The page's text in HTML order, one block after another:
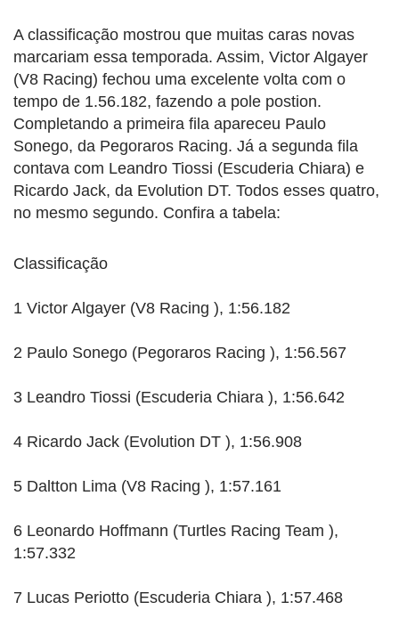
A classificação mostrou que muitas caras novas
marcariam essa temporada. Assim, Victor Algayer
(V8 Racing) fechou uma excelente volta com o
tempo de 1.56.182, fazendo a pole postion.
Completando a primeira fila apareceu Paulo
Sonego, da Pegoraros Racing. Já a segunda fila
contava com Leandro Tiossi (Escuderia Chiara) e
Ricardo Jack, da Evolution DT. Todos esses quatro,
no mesmo segundo. Confira a tabela:
Classificação
1 Victor Algayer (V8 Racing ), 1:56.182
2 Paulo Sonego (Pegoraros Racing ), 1:56.567
3 Leandro Tiossi (Escuderia Chiara ), 1:56.642
4 Ricardo Jack (Evolution DT ), 1:56.908
5 Daltton Lima (V8 Racing ), 1:57.161
6 Leonardo Hoffmann (Turtles Racing Team ),
1:57.332
7 Lucas Periotto (Escuderia Chiara ), 1:57.468